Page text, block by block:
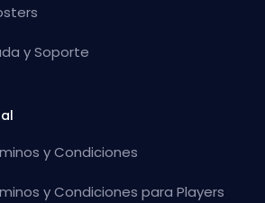
y Soporte
y Condiciones
y Condiciones para Players